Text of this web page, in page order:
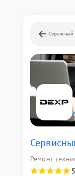
Сервисный
Ремонт